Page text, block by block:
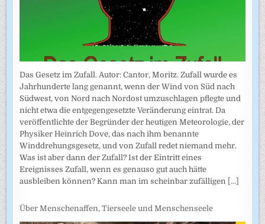
Das Gesetz im Zufall. Autor: Cantor, Moritz. Zufall wurde es
Jahrhunderte lang genannt, wenn der Wind von Süd nach
Südwest, von Nord nach Nordost umzuschlagen pflegte und
nicht etwa die entgegengesetzte Veränderung eintrat. Da
veröffentlichte der Begründer der heutigen Meteorologie, der
Physiker Heinrich Dove, das nach ihm benannte
Winddrehungsgesetz, und von Zufall redet niemand mehr.
Was ist aber dann der Zufall? Ist der Eintritt eines
Ereignisses Zufall, wenn es genauso gut auch hätte
ausbleiben können? Kann man im scheinbar zufälligen [...]
Über Menschenaffen, Tierseele und Menschenseele